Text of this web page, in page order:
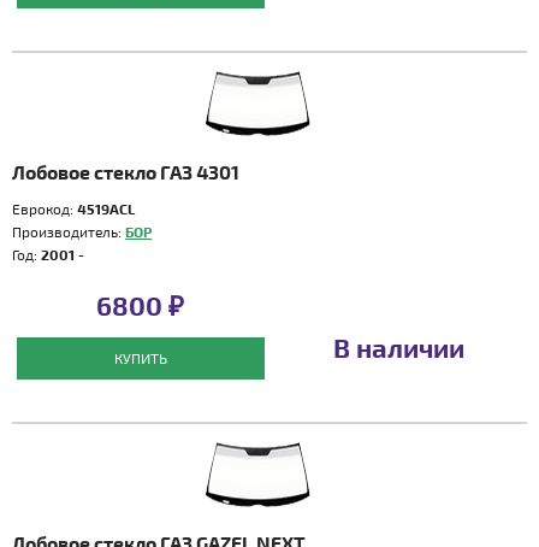
Лобовое стекло ГАЗ 4301
Еврокод: 4519ACL
Производитель: БОР
Год: 2001 -
6800 ₽
КУПИТЬ В наличии